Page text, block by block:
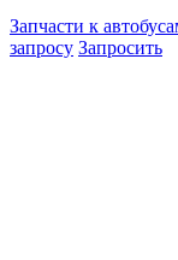
Запчасти к
запросу Запросить